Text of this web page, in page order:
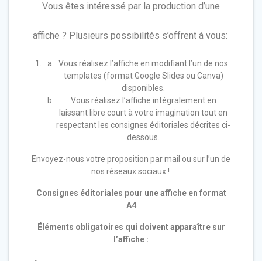
Vous êtes intéressé par la production d’une
affiche ? Plusieurs possibilités s’offrent à vous:
Vous réalisez l’affiche en modifiant l’un de nos
templates (format Google Slides ou Canva)
disponibles.
Vous réalisez l’affiche intégralement en
laissant libre court à votre imagination tout en
respectant les consignes éditoriales décrites ci-
dessous.
Envoyez-nous votre proposition par mail ou sur l’un de
nos réseaux sociaux !
Consignes éditoriales pour une affiche en format
A4
Éléments obligatoires qui doivent apparaître sur
l’affiche :